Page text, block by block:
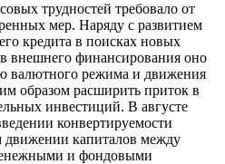
трудностей требовало от
мер. Наряду с развитием
кредита в поисках новых
внешнего финансирования оно
валютного режима и движения
образом расширить приток в
инвестиций. В августе
конвертируемости
движении капиталов между
и фондовыми